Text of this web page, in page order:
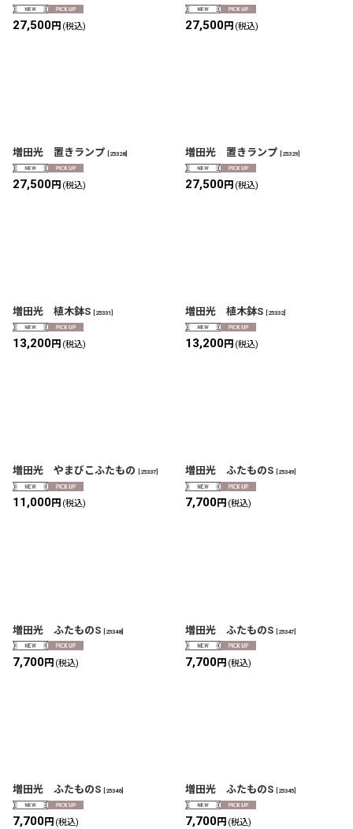
27,500円 (税込) 27,500円 (税込)
増田光 置きランプ 25328]
27,500円 (税込)
増田光 置きランプ 25329
27,500円 (税込)
増田光 植木鉢S 25331
13,200円 (税込)
増田光 植木鉢S 25332]
13,200円 (税込)
増田光 やまびこふたもの 25337
11,000円 (税込)
増田光 ふたものS 25349
7,700円 (税込)
増田光 ふたものS [25348]
7,700円 (税込)
増田光 ふたものS [25347]
7,700円 (税込)
増田光 ふたものS 25346]
7,700円 (税込)
増田光 ふたものS 25345
7,700円 (税込)